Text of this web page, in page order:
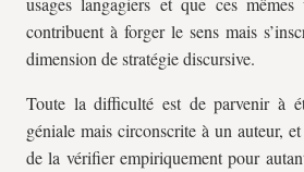
contribuent à forger le sens mais
dimension de stratégie discursive.
Toute la difficulté est de parvenir à
géniale mais circonscrite à un auteur,
de la vérifier empiriquement pour